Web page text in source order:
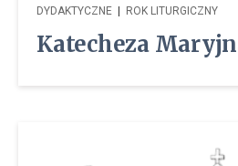
DYDAKTYCZNE
ROK LITURGICZNY
Katecheza